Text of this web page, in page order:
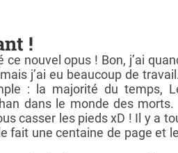
!
ce nouvel opus ! Bon, j’ai
j’ai eu beaucoup de
: la majorité du temps,
dans le monde des
casser les pieds xD ! Il y a
fait une centaine de page et